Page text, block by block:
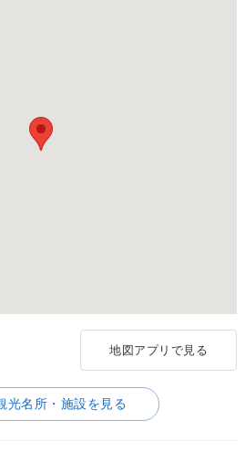
地図アプリで見る
光名所・施設を見る